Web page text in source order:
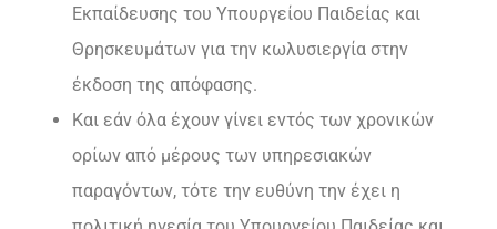
Εκπαίδευσης του Υπουργείου Παιδείας και
Θρησκευμάτων για την κωλυσιεργία στην
έκδοση της απόφασης.
Και εάν όλα έχουν γίνει εντός των χρονικών
ορίων από μέρους των υπηρεσιακών
παραγόντων, τότε την ευθύνη την έχει η